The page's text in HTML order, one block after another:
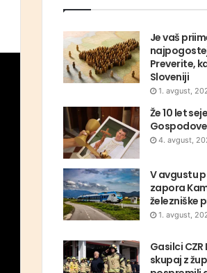
Je vaš
Preverite,
Sloveniji
1. avgust,
Že 10 let
4. avgust,
V avgustu
zapora
železniške
1. avgust,
Gasilci
skupaj z